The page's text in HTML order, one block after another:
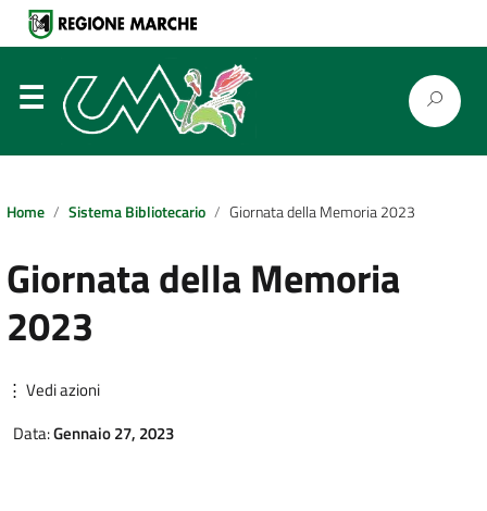
Home Sistema Bibliotecario Giornata della Memoria 2023
Giornata della Memoria
2023
⋮ Vedi azioni
Data:Gennaio 27, 2023